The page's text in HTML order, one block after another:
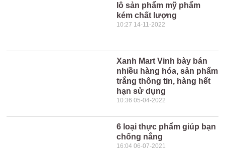
lô sản phẩm mỹ phẩm
kém chất lượng
10:27 14-11-2022
Xanh Mart Vinh bày bán
nhiều hàng hóa, sản phẩm
trắng thông tin, hàng hết
hạn sử dụng
10:36 05-04-2022
6 loại thực phẩm giúp bạn
chống nắng
16:04 06-07-2021